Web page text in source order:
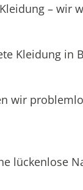
– wir
Kleidung in
wir
lückenlose